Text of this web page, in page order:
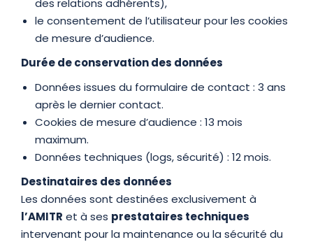
des relations adhérents),
le consentement de l’utilisateur pour les cookies
de mesure d’audience.
Durée de conservation des données
Données issues du formulaire de contact : 3 ans
après le dernier contact.
Cookies de mesure d’audience : 13 mois
maximum.
Données techniques (logs, sécurité) : 12 mois.
Destinataires des données
Les données sont destinées exclusivement à
l’AMITR et à ses prestataires techniques
intervenant pour la maintenance ou la sécurité du